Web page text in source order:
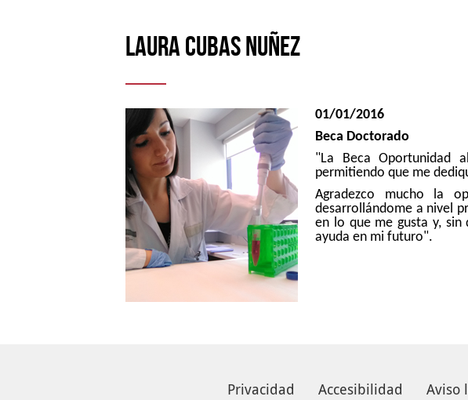
Laura Cubas Nuñez
01/01/2016
Beca Doctorado
"La Beca Oportunidad
permitiendo que me
Agradezco mucho la
desarrollándome a nivel
en lo que me gusta y,
ayuda en mi futuro".
Privacidad Accesibilidad Aviso